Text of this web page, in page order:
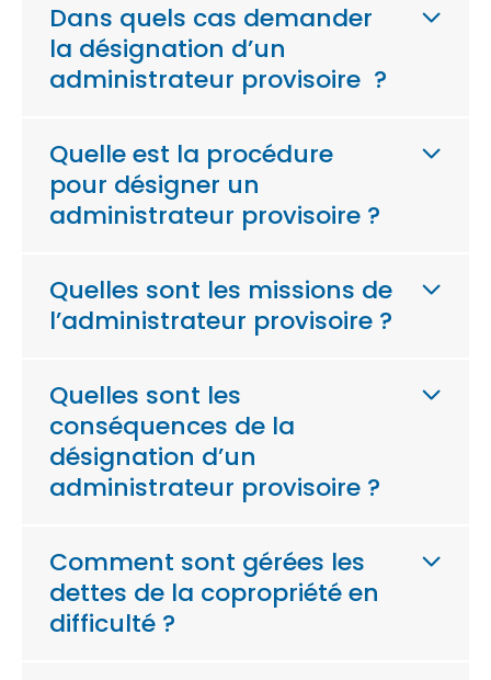
Dans quels cas demander
la désignation d’un
administrateur provisoire ?
Quelle est la procédure
pour désigner un
administrateur provisoire ?
Quelles sont les missions de
l’administrateur provisoire ?
Quelles sont les
conséquences de la
désignation d’un
administrateur provisoire ?
Comment sont gérées les
dettes de la copropriété en
difficulté ?